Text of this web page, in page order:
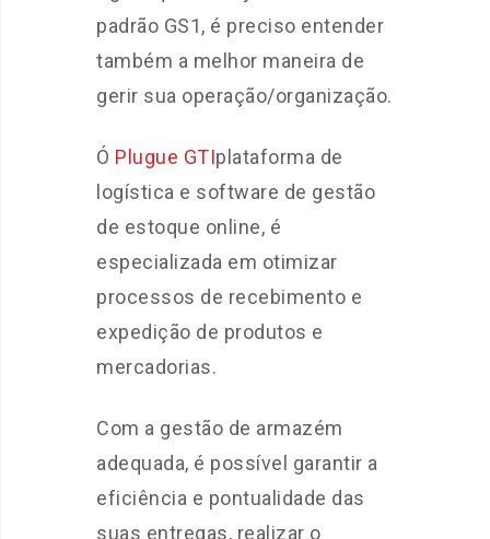
padrão GS1, é preciso entender
também a melhor maneira de
gerir sua operação/organização.
Ó Plugue GTIplataforma de
logística e software de gestão
de estoque online, é
especializada em otimizar
processos de recebimento e
expedição de produtos e
mercadorias.
Com a gestão de armazém
adequada, é possível garantir a
eficiência e pontualidade das
suas entregas, realizar o